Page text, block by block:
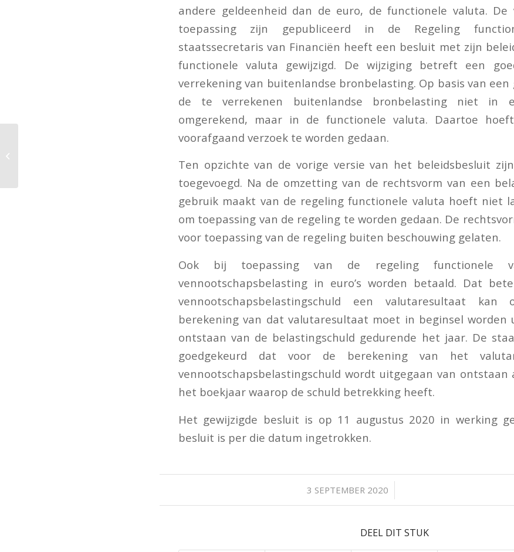
andere geldeenheid dan de euro, de functionele valuta. De
toepassing zijn gepubliceerd in de Regeling
staatssecretaris van Financiën heeft een besluit met zijn
functionele valuta gewijzigd. De wijziging betreft een
verrekening van buitenlandse bronbelasting. Op basis van
de te verrekenen buitenlandse bronbelasting niet in
omgerekend, maar in de functionele valuta. Daartoe
voorafgaand verzoek te worden gedaan.
Ten opzichte van de vorige versie van het beleidsbesluit
toegevoegd. Na de omzetting van de rechtsvorm van een
gebruik maakt van de regeling functionele valuta hoeft niet
om toepassing van de regeling te worden gedaan. De
voor toepassing van de regeling buiten beschouwing gelaten.
Ook bij toepassing van de regeling functionele
vennootschapsbelasting in euro’s worden betaald. Dat
vennootschapsbelastingschuld een valutaresultaat
berekening van dat valutaresultaat moet in beginsel worden
ontstaan van de belastingschuld gedurende het jaar. De
goedgekeurd dat voor de berekening van het
vennootschapsbelastingschuld wordt uitgegaan van ontstaan
het boekjaar waarop de schuld betrekking heeft.
Het gewijzigde besluit is op 11 augustus 2020 in werking
besluit is per die datum ingetrokken.
3 SEPTEMBER 2020
/
DEEL DIT STUK